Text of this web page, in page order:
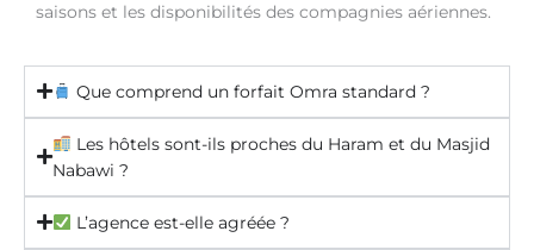
saisons et les disponibilités des compagnies aériennes.
Que comprend un forfait Omra standard ?
Les hôtels sont-ils proches du Haram et du Masjid
Nabawi ?
L’agence est-elle agréée ?